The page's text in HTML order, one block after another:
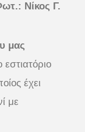
Νίκος Γ.
μας
εστιατόριο
έχει
με